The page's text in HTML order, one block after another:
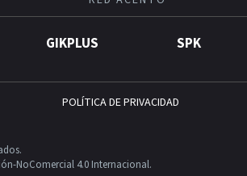
GIKPLUS SPK
POLÍTICA DE PRIVACIDAD
NoComercial 4.0 Internacional.